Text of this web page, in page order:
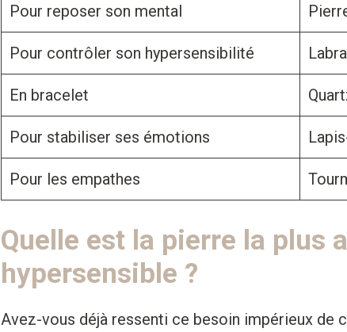
Pour reposer son mental
Pour contrôler son hypersensibilité
En bracelet
Pour stabiliser ses émotions
Pour les empathes
Quelle est la pierre la plus
hypersensible ?
Avez-vous déjà ressenti ce besoin impérieux de